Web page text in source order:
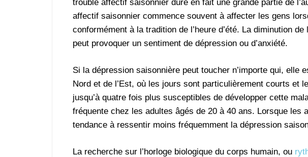
trouble affectif saisonnier dure en fait une grande partie de
affectif saisonnier commence souvent à affecter les gens
conformément à la tradition de l’heure d’été. La diminution
peut provoquer un sentiment de dépression ou d’anxiété.
Si la dépression saisonnière peut toucher n’importe qui, elle
Nord et de l’Est, où les jours sont particulièrement courts et
jusqu’à quatre fois plus susceptibles de développer cette
fréquente chez les adultes âgés de 20 à 40 ans. Lorsque les
tendance à ressentir moins fréquemment la dépression
La recherche sur l’horloge biologique du corps humain, ou